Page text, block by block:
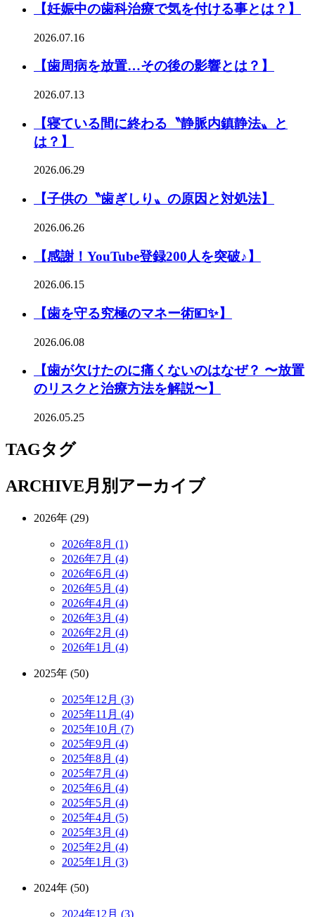
【妊娠中の歯科治療で気を付ける事とは？】
2026.07.16
【歯周病を放置…その後の影響とは？】
2026.07.13
【寝ている間に終わる〝静脈内鎮静法〟と
は？】
2026.06.29
【子供の〝歯ぎしり〟の原因と対処法】
2026.06.26
【感謝！YouTube登録200人を突破♪】
2026.06.15
【歯を守る究極のマネー術💴✨】
2026.06.08
【歯が欠けたのに痛くないのはなぜ？ 〜放置
のリスクと治療方法を解説〜】
2026.05.25
TAGタグ
ARCHIVE月別アーカイブ
2026年 (29)
2026年8月 (1)
2026年7月 (4)
2026年6月 (4)
2026年5月 (4)
2026年4月 (4)
2026年3月 (4)
2026年2月 (4)
2026年1月 (4)
2025年 (50)
2025年12月 (3)
2025年11月 (4)
2025年10月 (7)
2025年9月 (4)
2025年8月 (4)
2025年7月 (4)
2025年6月 (4)
2025年5月 (4)
2025年4月 (5)
2025年3月 (4)
2025年2月 (4)
2025年1月 (3)
2024年 (50)
2024年12月 (3)